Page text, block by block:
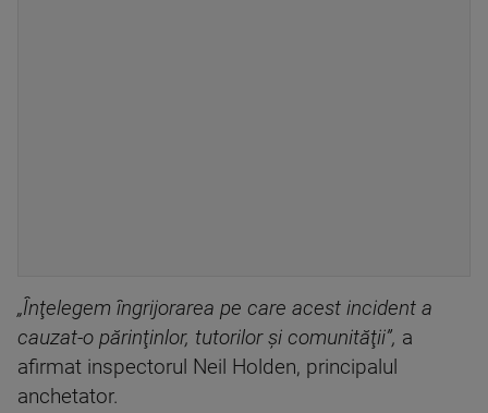
„Înţelegem îngrijorarea pe care acest incident a
cauzat-o părinţinlor, tutorilor şi comunităţii”, a
afirmat inspectorul Neil Holden, principalul
anchetator.